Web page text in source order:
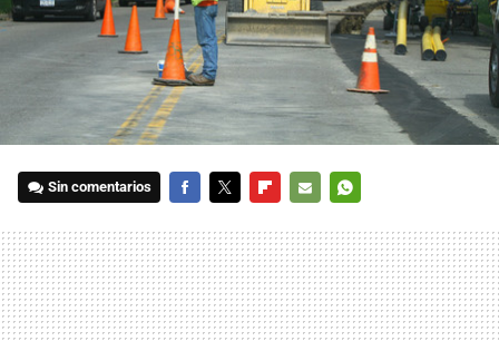
Sin comentarios
MAIL